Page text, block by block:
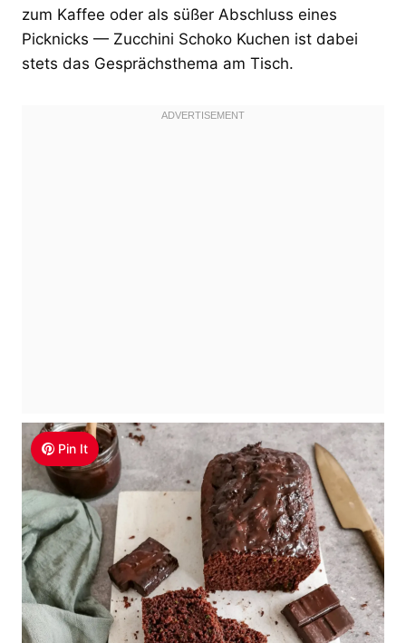
zum Kaffee oder als süßer Abschluss eines
Picknicks — Zucchini Schoko Kuchen ist dabei
stets das Gesprächsthema am Tisch.
Pin It